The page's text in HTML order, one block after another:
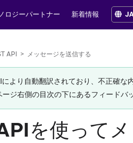
ロジーパートナー 新着情報
API > メッセージを送信する
により自動翻訳されており、不正確
ジ右側の目次の下にあるフィードバ
を使って